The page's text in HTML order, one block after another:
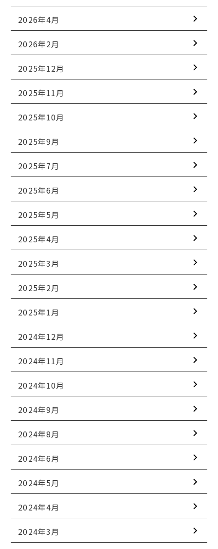
2026年4月
2026年2月
2025年12月
2025年11月
2025年10月
2025年9月
2025年7月
2025年6月
2025年5月
2025年4月
2025年3月
2025年2月
2025年1月
2024年12月
2024年11月
2024年10月
2024年9月
2024年8月
2024年6月
2024年5月
2024年4月
2024年3月